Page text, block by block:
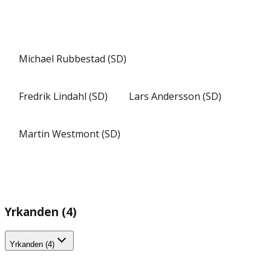
Michael Rubbestad (SD)
Fredrik Lindahl (SD) Lars Andersson (SD)
Martin Westmont (SD)
Yrkanden (4)
Yrkanden (4)